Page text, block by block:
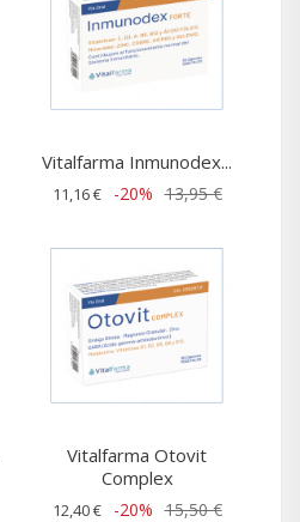
Vitalfarma Inmunodex...
11,16 € -20% 13,95 €
Vitalfarma Otovit
Complex
12,40 € -20% 15,50 €